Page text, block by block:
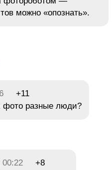
можно «опознать».
+11
фото разные люди?
00:22 +8